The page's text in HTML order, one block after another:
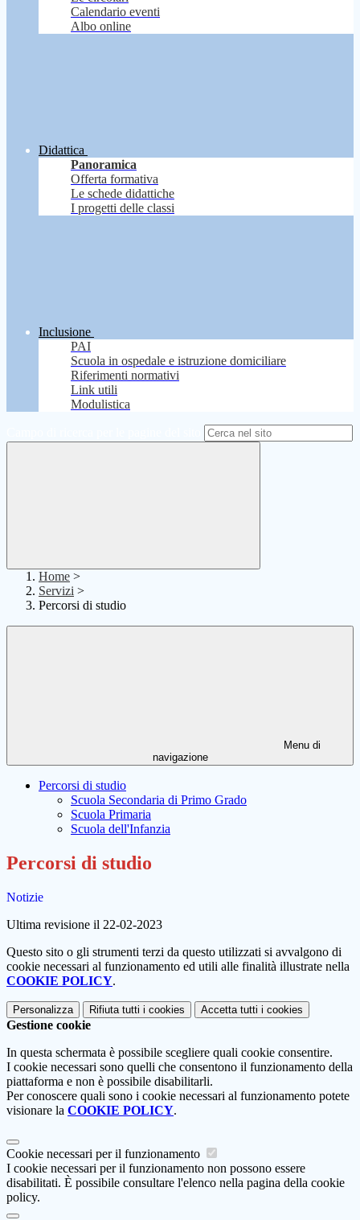
Calendario eventi
Albo online
Didattica
Panoramica
Offerta formativa
Le schede didattiche
I progetti delle classi
Inclusione
PAI
Scuola in ospedale e istruzione domiciliare
Riferimenti normativi
Link utili
Modulistica
Home >
Servizi >
Percorsi di studio
Menu di
navigazione
Percorsi di studio
Scuola Secondaria di Primo Grado
Scuola Primaria
Scuola dell'Infanzia
Percorsi di studio
Notizie
Ultima revisione il 22-02-2023
Questo sito o gli strumenti terzi da questo utilizzati si avvalgono di
cookie necessari al funzionamento ed utili alle finalità illustrate nella
COOKIE POLICY.
Personalizza Rifiuta tutti i cookies Accetta tutti i cookies
Gestione cookie
In questa schermata è possibile scegliere quali cookie consentire.
I cookie necessari sono quelli che consentono il funzionamento della
piattaforma e non è possibile disabilitarli.
Per conoscere quali sono i cookie necessari al funzionamento potete
visionare la COOKIE POLICY.
Cookie necessari per il funzionamento
I cookie necessari per il funzionamento non possono essere
disabilitati. È possibile consultare l'elenco nella pagina della cookie
policy.